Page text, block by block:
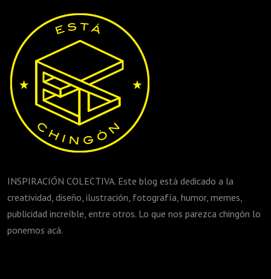
INSPIRACIÓN COLECTIVA. Este blog está dedicado a la
creatividad, diseño, ilustración, fotografía, humor, memes,
publicidad increíble, entre otros. Lo que nos parezca chingón lo
ponemos acá.